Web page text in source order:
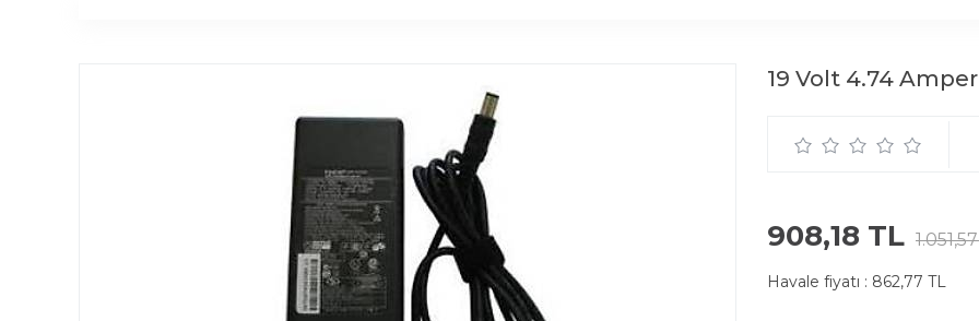
19 Volt 4.74
908,18 TL
Havale fiyatı : 862,77 TL